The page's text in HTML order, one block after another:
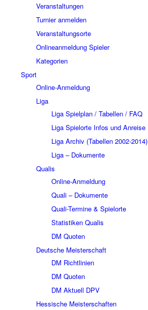
Veranstaltungen
Turnier anmelden
Veranstaltungsorte
Onlineanmeldung Spieler
Kategorien
Sport
Online-Anmeldung
Liga
Liga Spielplan / Tabellen / FAQ
Liga Spielorte Infos und Anreise
Liga Archiv (Tabellen 2002-2014)
Liga – Dokumente
Qualis
Online-Anmeldung
Quali – Dokumente
Quali-Termine & Spielorte
Statistiken Qualis
DM Quoten
Deutsche Meisterschaft
DM Richtlinien
DM Quoten
DM Aktuell DPV
Hessische Meisterschaften